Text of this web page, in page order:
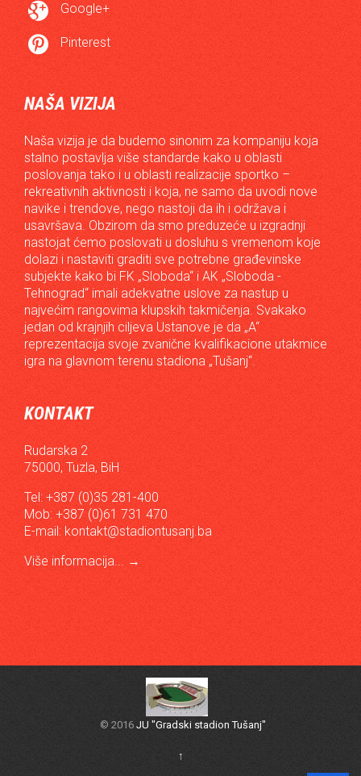
 Google+
 Pinterest
NAŠA VIZIJA
Naša vizija je da budemo sinonim za kompaniju koja
stalno postavlja više standarde kako u oblasti
poslovanja tako i u oblasti realizacije sportko –
rekreativnih aktivnosti i koja, ne samo da uvodi nove
navike i trendove, nego nastoji da ih i održava i
usavršava. Obzirom da smo preduzeće u izgradnji
nastojat ćemo poslovati u dosluhu s vremenom koje
dolazi i nastaviti graditi sve potrebne građevinske
subjekte kako bi FK „Sloboda“ i AK „Sloboda -
Tehnograd“ imali adekvatne uslove za nastup u
najvećim rangovima klupskih takmičenja. Svakako
jedan od krajnjih ciljeva Ustanove je da „A“
reprezentacija svoje zvanične kvalifikacione utakmice
igra na glavnom terenu stadiona „Tušanj“.
KONTAKT
Rudarska 2
75000, Tuzla, BiH
Tel: +387 (0)35 281-400
Mob: +387 (0)61 731 470
E-mail: kontakt@stadiontusanj.ba
Više informacija... →
© 2016 JU "Gradski stadion Tušanj"
↑